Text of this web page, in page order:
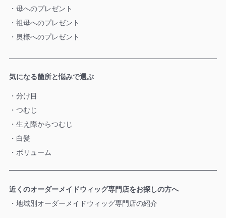
母へのプレゼント
祖母へのプレゼント
奥様へのプレゼント
気になる箇所と悩みで選ぶ
分け目
つむじ
生え際からつむじ
白髪
ボリューム
近くのオーダーメイドウィッグ専門店をお探しの方へ
地域別オーダーメイドウィッグ専門店の紹介